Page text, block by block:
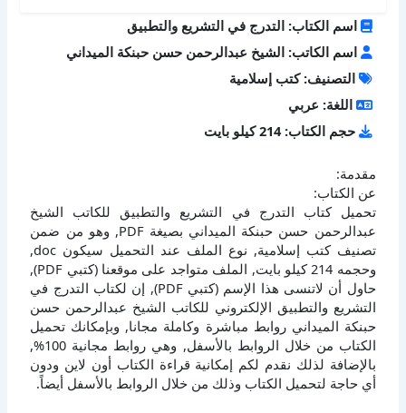
اسم الكتاب: التدرج في التشريع والتطبيق
اسم الكاتب: الشيخ عبدالرحمن حسن حبنكة الميداني
التصنيف: كتب إسلامية
اللغة: عربي
حجم الكتاب: 214 كيلو بايت
مقدمة:
عن الكتاب:
تحميل كتاب التدرج في التشريع والتطبيق للكاتب الشيخ
عبدالرحمن حسن حبنكة الميداني بصيغة PDF, وهو من ضمن
تصنيف كتب إسلامية, نوع الملف عند التحميل سيكون doc,
وحجمه 214 كيلو بايت, الملف متواجد على موقعنا (كتبي PDF),
حاول أن لاتنسى هذا الإسم (كتبي PDF), إن لكتاب التدرج في
التشريع والتطبيق الإلكتروني للكاتب الشيخ عبدالرحمن حسن
حبنكة الميداني روابط مباشرة وكاملة مجانا, وبإمكانك تحميل
الكتاب من خلال الروابط بالأسفل, وهي روابط مجانية 100%,
بالإضافة لذلك نقدم لكم إمكانية قراءة الكتاب أون لاين ودون
أي حاجة لتحميل الكتاب وذلك من خلال الروابط بالأسفل أيضاً.